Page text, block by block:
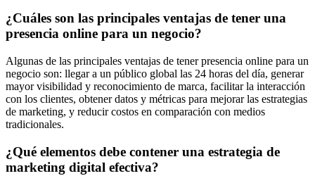
¿Cuáles son las principales ventajas de tener una
presencia online para un negocio?
Algunas de las principales ventajas de tener presencia online para un
negocio son: llegar a un público global las 24 horas del día, generar
mayor visibilidad y reconocimiento de marca, facilitar la interacción
con los clientes, obtener datos y métricas para mejorar las estrategias
de marketing, y reducir costos en comparación con medios
tradicionales.
¿Qué elementos debe contener una estrategia de
marketing digital efectiva?